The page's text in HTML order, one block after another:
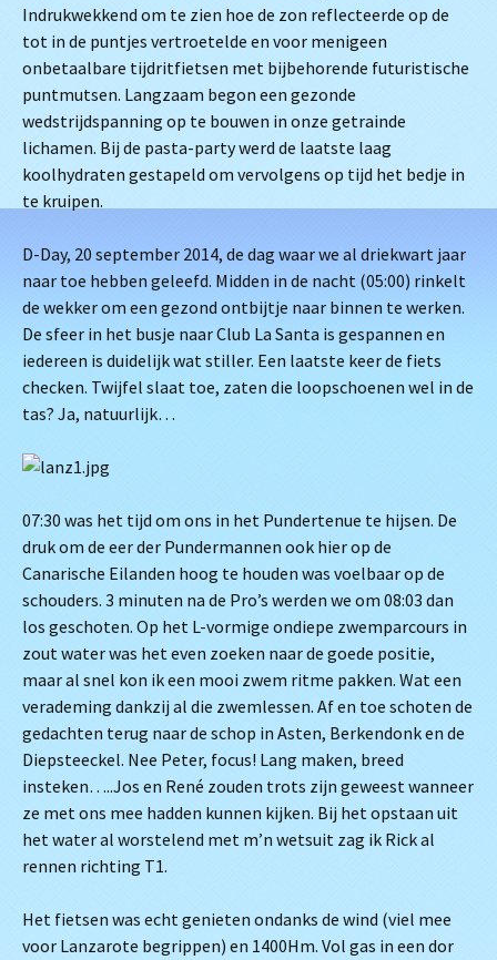
Indrukwekkend om te zien hoe de zon reflecteerde op de
tot in de puntjes vertroetelde en voor menigeen
onbetaalbare tijdritfietsen met bijbehorende futuristische
puntmutsen. Langzaam begon een gezonde
wedstrijdspanning op te bouwen in onze getrainde
lichamen. Bij de pasta-party werd de laatste laag
koolhydraten gestapeld om vervolgens op tijd het bedje in
te kruipen.
D-Day, 20 september 2014, de dag waar we al driekwart jaar
naar toe hebben geleefd. Midden in de nacht (05:00) rinkelt
de wekker om een gezond ontbijtje naar binnen te werken.
De sfeer in het busje naar Club La Santa is gespannen en
iedereen is duidelijk wat stiller. Een laatste keer de fiets
checken. Twijfel slaat toe, zaten die loopschoenen wel in de
tas? Ja, natuurlijk…
07:30 was het tijd om ons in het Pundertenue te hijsen. De
druk om de eer der Pundermannen ook hier op de
Canarische Eilanden hoog te houden was voelbaar op de
schouders. 3 minuten na de Pro’s werden we om 08:03 dan
los geschoten. Op het L-vormige ondiepe zwemparcours in
zout water was het even zoeken naar de goede positie,
maar al snel kon ik een mooi zwem ritme pakken. Wat een
verademing dankzij al die zwemlessen. Af en toe schoten de
gedachten terug naar de schop in Asten, Berkendonk en de
Diepsteeckel. Nee Peter, focus! Lang maken, breed
insteken…..Jos en René zouden trots zijn geweest wanneer
ze met ons mee hadden kunnen kijken. Bij het opstaan uit
het water al worstelend met m’n wetsuit zag ik Rick al
rennen richting T1.
Het fietsen was echt genieten ondanks de wind (viel mee
voor Lanzarote begrippen) en 1400Hm. Vol gas in een dor